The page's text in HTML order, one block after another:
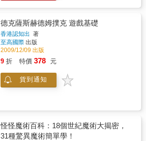
被完全或部分毀壞並且隨後被恢復原狀。被復
原物體在毀壞之前可以在其上面做辨識標誌，
也可以不用。效果七賦予生命一個沒有生命的
物體被神奇地賦予生命而運動起來。這可以是
一個沒有生命物體的外觀上的自我運動或者是
超自然的運動。許多虛假的降神術就是屬於此
類型。賦予生命這個效果可以在物體與外界隔
離的情況下完成。或者也可以不進行隔離。賦
反重力作用而呈現的狀態。實際上，這個效果
吸引力總會與磁懸浮掛吊。經過仔細的考慮，
我得出結論，觀眾對這兩種效果會有不同的看
書展，諾克以鮮豔明快的插圖席捲台灣，為德
國女作家尤麗‧策的繪本《雪國奇遇》，量身打
造精美的插圖2010年諾克再度以撲克牌書，結
合 55 張造型風格的藝術撲克牌，輔以詩意的文
字，打造全球第一本附撲克牌的藝術繪本書。
不必擔心你拿到的巧克力是什麼口味，因為你
已經握有一手好牌！絕對獨一無二！最經典的
藝術收藏，最新禮物書：繪本加創意撲克牌，
現！想像無限遠、迎新好禮激發大腦的創意！
力森林！ 撲克牌變成視覺享受的繪本了，一個
個連魔術師的戲法也變不出的彩色夢境！一部
德克薩斯赫德姆撲克 遊戲基礎
香港認知出 著
至高國際 出版
2009/12/09 出版
9 折 特價 378 元
貨到通知
怪怪魔術百科：18個世紀魔術大揭密，
31種驚異魔術簡單學！